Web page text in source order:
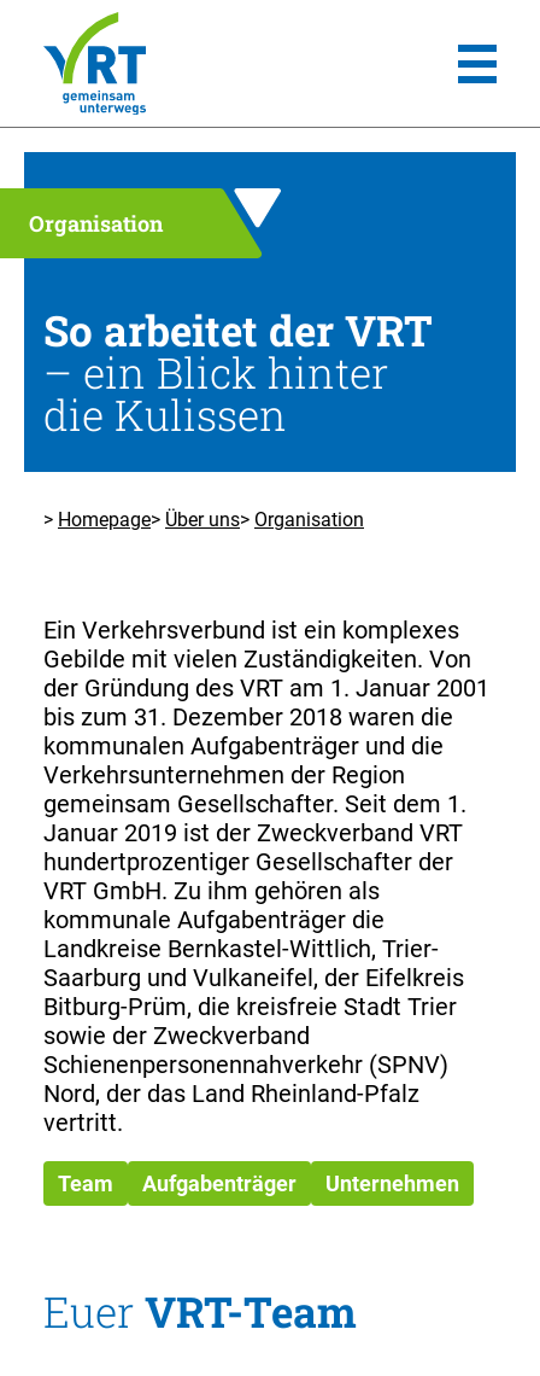
Organisation
So arbeitet der VRT
– ein Blick hinter
die Kulissen
Homepage Über uns Organisation
Ein Verkehrsverbund ist ein komplexes
Gebilde mit vielen Zuständigkeiten. Von
der Gründung des VRT am 1. Januar 2001
bis zum 31. Dezember 2018 waren die
kommunalen Aufgabenträger und die
Verkehrsunternehmen der Region
gemeinsam Gesellschafter. Seit dem 1.
Januar 2019 ist der Zweckverband VRT
hundertprozentiger Gesellschafter der
VRT GmbH. Zu ihm gehören als
kommunale Aufgabenträger die
Landkreise Bernkastel-Wittlich, Trier-
Saarburg und Vulkaneifel, der Eifelkreis
Bitburg-Prüm, die kreisfreie Stadt Trier
sowie der Zweckverband
Schienenpersonennahverkehr (SPNV)
Nord, der das Land Rheinland-Pfalz
vertritt.
Team Aufgabenträger Unternehmen
EuerVRT-Team